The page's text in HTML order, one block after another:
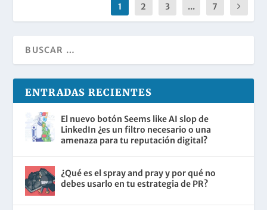
1 2 3 ... 7
ENTRADAS RECIENTES
El nuevo botón Seems like AI slop de
LinkedIn ¿es un filtro necesario o una
amenaza para tu reputación digital?
¿Qué es el spray and pray y por qué no
debes usarlo en tu estrategia de PR?